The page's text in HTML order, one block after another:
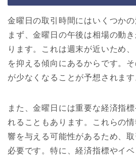
金曜日の取引時間にはいくつかの
まず、金曜日の午後は相場の動
ります。これは週末が近いため
を抑える傾向にあるからです。
が少なくなることが予想されます
また、金曜日には重要な経済指
れることもあります。これらの
響を与える可能性があるため、
必要です。特に、経済指標やイ